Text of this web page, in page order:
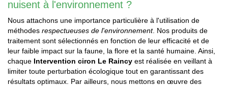
nuisent à l'environnement ?
Nous attachons une importance particulière à l'utilisation de
méthodes respectueuses de l'environnement. Nos produits de
traitement sont sélectionnés en fonction de leur efficacité et de
leur faible impact sur la faune, la flore et la santé humaine. Ainsi,
chaque Intervention ciron Le Raincy est réalisée en veillant à
limiter toute perturbation écologique tout en garantissant des
résultats optimaux. Par ailleurs, nous mettons en œuvre des